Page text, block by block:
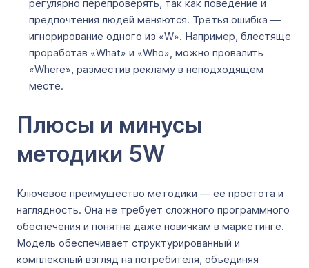
регулярно перепроверять, так как поведение и
предпочтения людей меняются. Третья ошибка —
игнорирование одного из «W». Например, блестяще
проработав «What» и «Who», можно провалить
«Where», разместив рекламу в неподходящем
месте.
Плюсы и минусы
методики 5W
Ключевое преимущество методики — ее простота и
наглядность. Она не требует сложного программного
обеспечения и понятна даже новичкам в маркетинге.
Модель обеспечивает структурированный и
комплексный взгляд на потребителя, объединяя